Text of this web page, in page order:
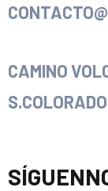
CAMINO